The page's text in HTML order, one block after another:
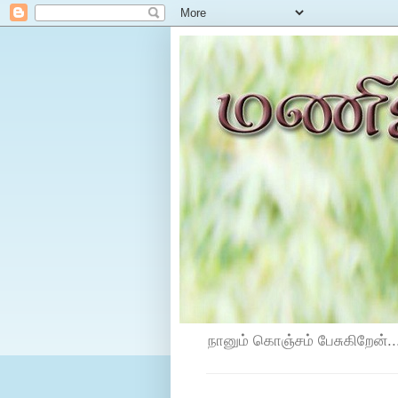
நானும் கொஞ்சம்